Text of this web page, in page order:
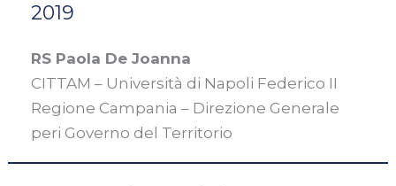
2019
RS Paola De Joanna
CITTAM – Università di Napoli Federico II
Regione Campania – Direzione Generale
peri Governo del Territorio